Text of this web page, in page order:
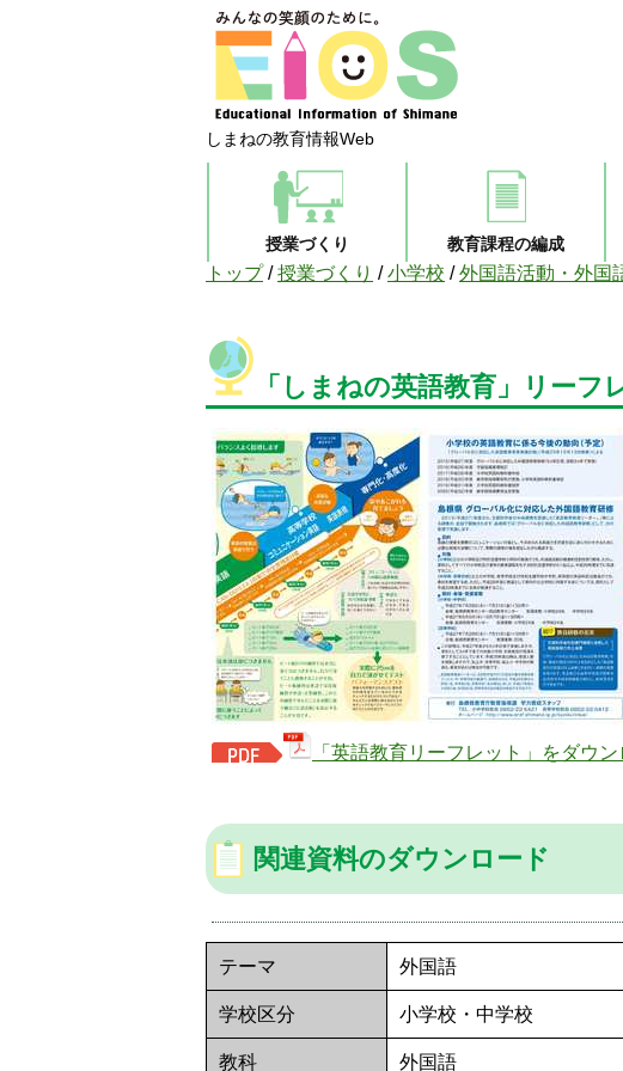
しまねの教育情報Web
授業づくり 教育課程の編成
現
位
置：
トップ/授業づくり /小学校 /外国語活動・外国
「しまねの英語教育」リーフ
「英語教育リーフレット」をダウ
関連資料のダウンロード
テーマ 外国語
学校区分 小学校・中学校
教科 外国語